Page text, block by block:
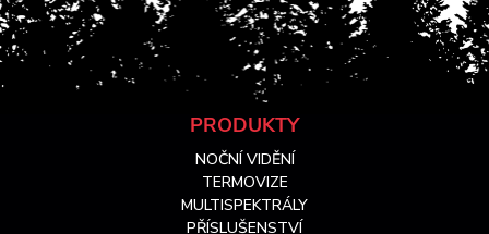
PRODUKTY
NOČNÍ VIDĚNÍ
TERMOVIZE
MULTISPEKTRÁLY
PŘÍSLUŠENSTVÍ